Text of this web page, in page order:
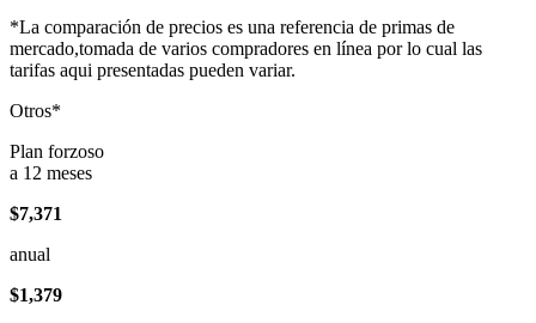
*La comparación de precios es una referencia de primas de
mercado,tomada de varios compradores en línea por lo cual las
tarifas aqui presentadas pueden variar.
Otros*
Plan forzoso
a 12 meses
$7,371
anual
$1,379